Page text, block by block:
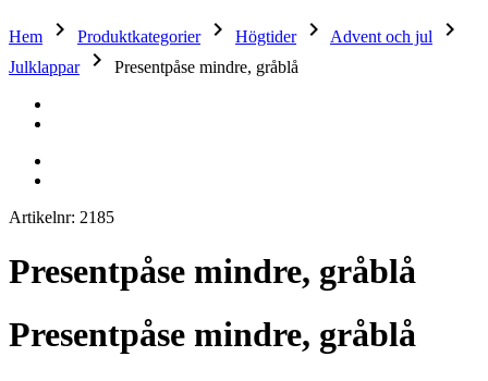
Hem keyboard_arrow_right Produktkategorier keyboard_arrow_right Högtider keyboard_arrow_right Advent och jul keyboard_arrow_right
Julklappar keyboard_arrow_right Presentpåse mindre, gråblå
Artikelnr: 2185
Presentpåse mindre, gråblå
Presentpåse mindre, gråblå